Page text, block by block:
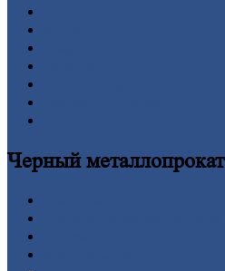
Черныйметаллопрокат